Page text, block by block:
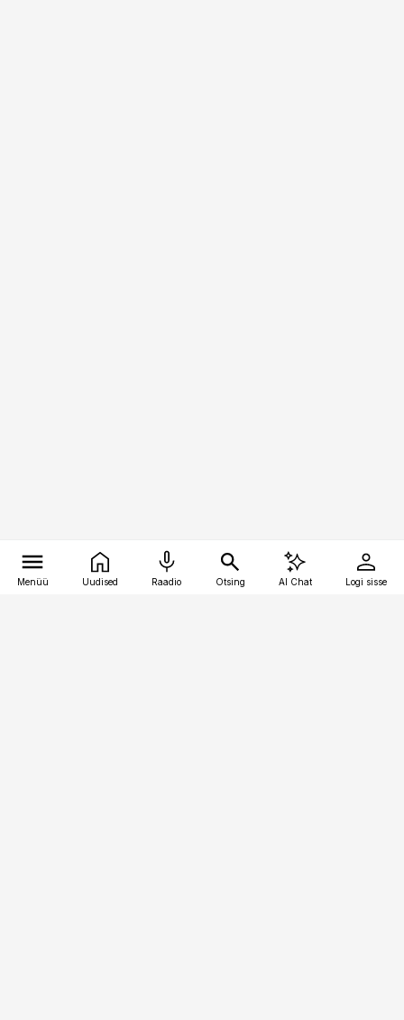
Menüü Uudised Raadio Otsing AI Chat Logi sisse